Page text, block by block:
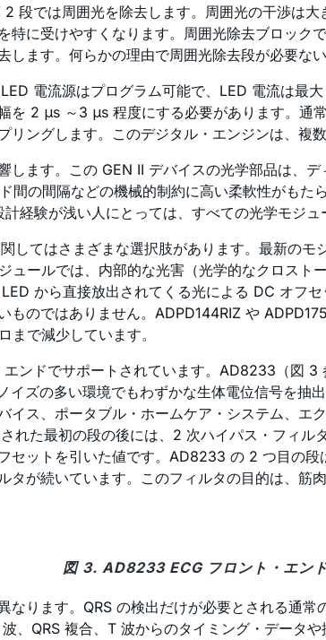
段では周囲光を除去します。周囲光の干渉は
に受けやすくなります。周囲光除去ブロッ
ます。何らかの理由で周囲光除去段が必要な
電流源はプログラム可能で、LED 電流は
を 2 μs ～3 μs 程度にする必要があります。
ングします。このデジタル・エンジンは、複
ます。この GEN II デバイスの光学部品は、
間の間隔などの機械的制約に高い柔軟性がも
経験が浅い人にとっては、すべての光学モジュ
してはさまざまな選択肢があります。最新の
ュールでは、内部的な光害（光学的なクロス
から直接放出されてくる光による DC オフ
のではありません。ADPD144RIZ や
まで減少しています。
エンドでサポートされています。AD8233（図
イズの多い環境でもわずかな生体電位信号を
イス、ポータブル・ホームケア・システム、
れた最初の段の後には、2 次ハイパス・フィ
セットを引いた値です。AD8233 の 2 つ目の
が続いています。このフィルタの目的は、筋
図 3. AD8233 ECG フロント・エン
ります。QRS の検出だけが必要とされる通
、QRS 複合、T 波からのタイミング・デー